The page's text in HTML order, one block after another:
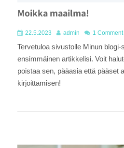
Moikka maailma!
22.5.2023 admin 1 Comment
Tervetuloa sivustolle Minun
ensimmäinen artikkelisi. Voit
poistaa sen, pääasia että pääset
kirjoittamisen!